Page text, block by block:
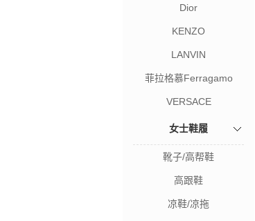
Dior
KENZO
LANVIN
菲拉格慕Ferragamo
VERSACE
女士鞋履
靴子/高帮鞋
高跟鞋
凉鞋/凉拖